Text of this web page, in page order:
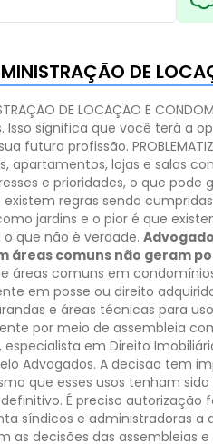
DE
DE LOCAÇÃO E
Isso significa que você terá a
futura profissão.
apartamentos, lojas e salas
e prioridades, o que pode
regras sendo
jardins e o pior é que
que não é verdade.
áreas comuns não geram
áreas comuns em
em posse ou direito
e áreas técnicas para
por meio de assembleia
especialista em Direito
Advogados. A decisão tem
que esses usos tenham
É preciso
síndicos e administradoras
as decisões das assembleias